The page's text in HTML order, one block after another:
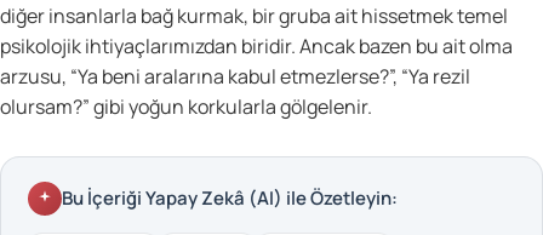
diğer insanlarla bağ kurmak, bir gruba ait hissetmek temel
psikolojik ihtiyaçlarımızdan biridir. Ancak bazen bu ait olma
arzusu, “Ya beni aralarına kabul etmezlerse?”, “Ya rezil
olursam?” gibi yoğun korkularla gölgelenir.
Bu İçeriği Yapay Zekâ (AI) ile Özetleyin: